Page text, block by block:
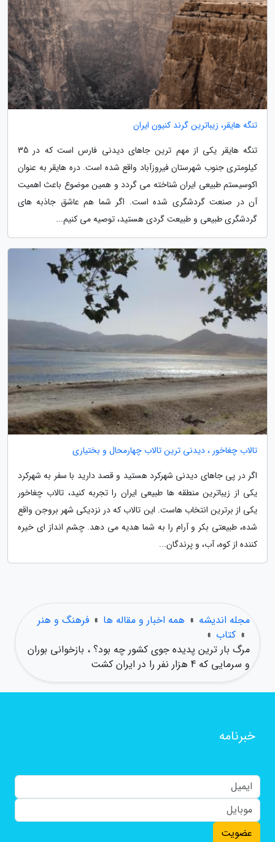
تنگه هایقر، زیباترین گرند کنیون ایران
تنگه هایقر یکی از مهم ترین جاهای دیدنی فارس است که در 35
کیلومتری جنوب شهرستان فیروزآباد واقع شده است. دره هایقر به عنوان
اکوسیستم طبیعی ایران شناخته می گردد و همین موضوع باعث اهمیت
آن در صنعت گردشگری شده است. اگر شما هم عاشق جاذبه های
گردشگری طبیعی و طبیعت گردی هستید، توصیه می کنیم...
تالاب چغاخور ، دیدنی ترین تالاب چهارمحال و بختیاری
اگر در پی جاهای دیدنی شهرکرد هستید و قصد دارید با سفر به شهرکرد
یکی از زیباترین منطقه ها طبیعی ایران را تجربه کنید، تالاب چغاخور
یکی از برترین انتخاب هاست. این تالاب که در نزدیکی شهر بروجن واقع
شده، طبیعتی بکر و آرام را به شما هدیه می دهد. چشم انداز ای خیره
کننده از کوه، آب، و پرندگان...
مجله اندیشه » همه اخبار و مقاله ها » فرهنگ و هنر
» کتاب »
مرگ بار ترین پدیده جوی کشور چه بود؟ ، بازخوانی بوران
و سرمایی که 4 هزار نفر را در ایران کشت
خبرنامه
عضویت